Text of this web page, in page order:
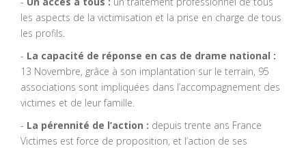
les aspects de la victimisation et la prise en charge de tous
les profils.
- La capacité de réponse en cas de drame national :
13 Novembre, grâce à son implantation sur le terrain, 95
associations sont impliquées dans l’accompagnement des
victimes et de leur famille.
- La pérennité de l’action : depuis trente ans France
Victimes est force de proposition, et l’action de ses